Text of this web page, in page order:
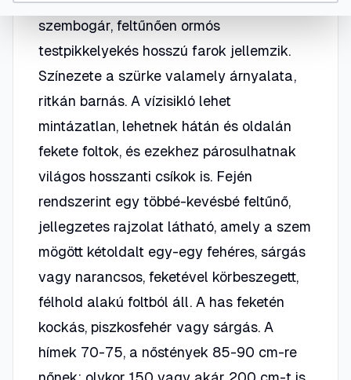
szembogár, feltűnően ormós
testpikkelyekés hosszú farok jellemzik.
Színezete a szürke valamely árnyalata,
ritkán barnás. A vízisikló lehet
mintázatlan, lehetnek hátán és oldalán
fekete foltok, és ezekhez párosulhatnak
világos hosszanti csíkok is. Fején
rendszerint egy többé-kevésbé feltűnő,
jellegzetes rajzolat látható, amely a szem
mögött kétoldalt egy-egy fehéres, sárgás
vagy narancsos, feketével körbeszegett,
félhold alakú foltból áll. A has feketén
kockás, piszkosfehér vagy sárgás. A
hímek 70-75, a nőstények 85-90 cm-re